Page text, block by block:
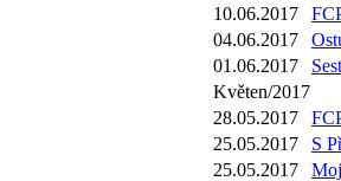
10.06.2017
04.06.2017
01.06.2017
Květen/2017
28.05.2017
25.05.2017
S
25.05.2017